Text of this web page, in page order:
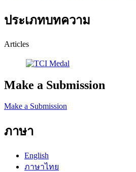
ประเภทบทความ
Articles
Make a Submission
Make a Submission
ภาษา
English
ภาษาไทย